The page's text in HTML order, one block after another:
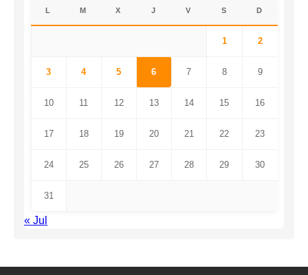
L M X J V S D
1 2
3 4 5 6 7 8 9
10 11 12 13 14 15 16
17 18 19 20 21 22 23
24 25 26 27 28 29 30
31
« Jul